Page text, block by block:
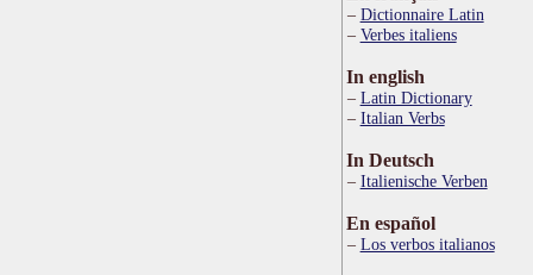
Dictionnaire Latin
Verbes italiens
In english
Latin Dictionary
Italian Verbs
In Deutsch
Italienische Verben
En español
Los verbos italianos